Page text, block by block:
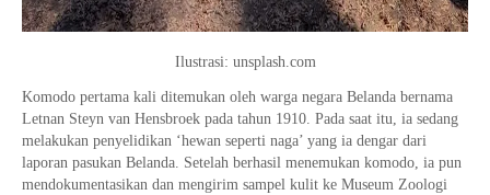
Ilustrasi: unsplash.com
Komodo pertama kali ditemukan oleh warga negara Belanda bernama
Letnan Steyn van Hensbroek pada tahun 1910. Pada saat itu, ia sedang
melakukan penyelidikan ‘hewan seperti naga’ yang ia dengar dari
laporan pasukan Belanda. Setelah berhasil menemukan komodo, ia pun
mendokumentasikan dan mengirim sampel kulit ke Museum Zoologi